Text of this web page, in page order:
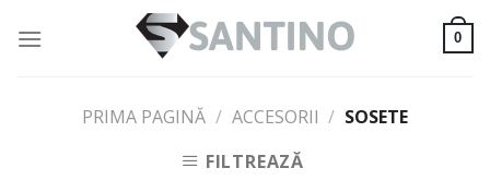
0
PRIMA PAGINĂ / ACCESORII / SOSETE
FILTREAZĂ